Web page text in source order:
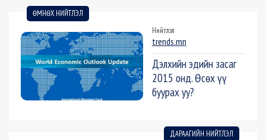
ӨМНӨХ НИЙТЛЭЛ
Нийтлэл
trends.mn
Дэлхийн эдийн засаг
2015 онд. Өсөх үү
буурах уу?
ДАРААГИЙН НИЙТЛЭЛ